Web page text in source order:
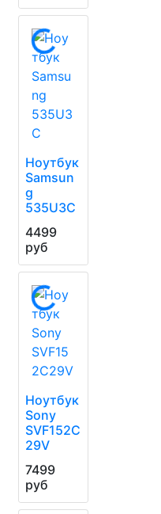
Ноутбук
Samsun
g
535U3C
4499
руб
Ноутбук
Sony
SVF152C
29V
7499
руб